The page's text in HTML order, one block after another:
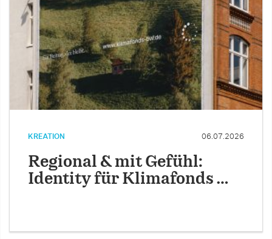
KREATION 06.07.2026
Regional & mit Gefühl:
Identity für Klimafonds …